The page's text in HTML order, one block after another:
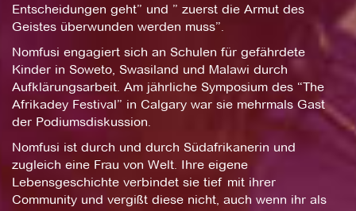
Entscheidungen geht” und ” zuerst die Armut des
Geistes überwunden werden muss”.
Nomfusi engagiert sich an Schulen für gefährdete
Kinder in Soweto, Swasiland und Malawi durch
Aufklärungsarbeit. Am jährliche Symposium des “The
Afrikadey Festival” in Calgary war sie mehrmals Gast
der Podiumsdiskussion.
Nomfusi ist durch und durch Südafrikanerin und
zugleich eine Frau von Welt. Ihre eigene
Lebensgeschichte verbindet sie tief mit ihrer
Community und vergißt diese nicht, auch wenn ihr als